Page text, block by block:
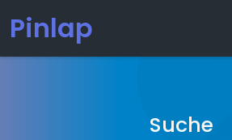
Pinlap
Suche